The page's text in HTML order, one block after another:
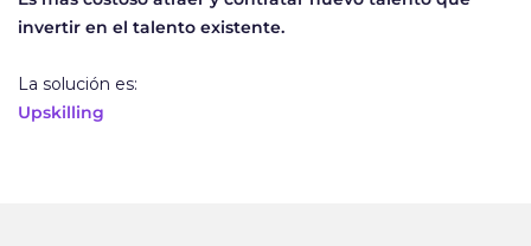
invertir en el talento existente.
La solución es:
Upskilling